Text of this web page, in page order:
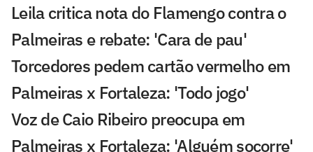
Leila critica nota do Flamengo contra o
Palmeiras e rebate: 'Cara de pau'
Torcedores pedem cartão vermelho em
Palmeiras x Fortaleza: 'Todo jogo'
Voz de Caio Ribeiro preocupa em
Palmeiras x Fortaleza: 'Alguém socorre'